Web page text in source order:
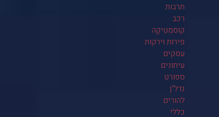
תרבות
רכב
קוֹסמֵטִיקָה
פירות וירקות
עסקים
עיתונים
ספורט
נדל"ן
להורים
כללי